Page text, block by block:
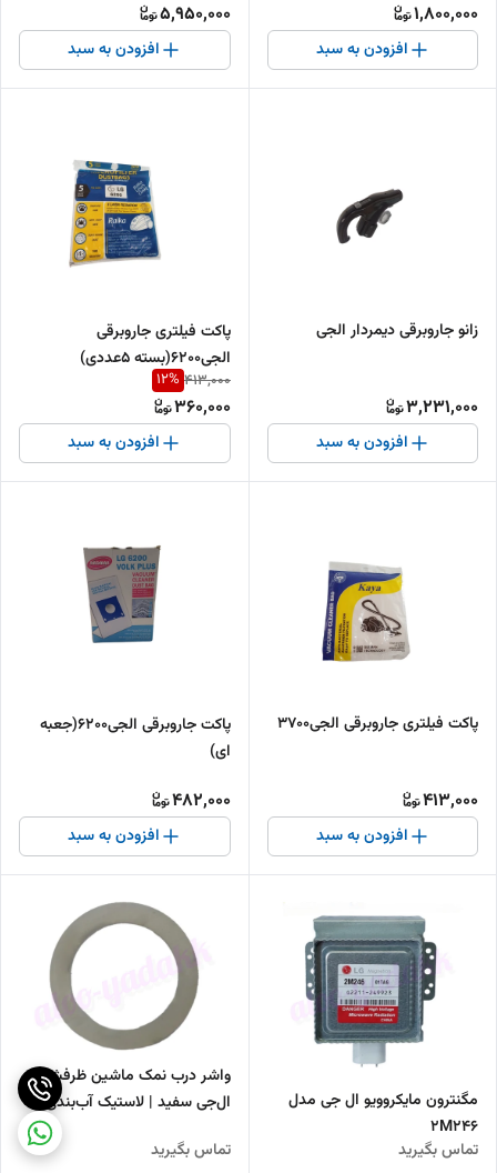
1,800,000
افزودن به سبد
5,950,000
افزودن به سبد
زانو جاروبرقی دیمردار الجی
3,231,000
افزودن به سبد
پاکت فیلتری جاروبرقی
الجی6200(بسته ۵عددی)
413,000
12%
360,000
افزودن به سبد
پاکت فیلتری جاروبرقی الجی3700
413,000
افزودن به سبد
پاکت جاروبرقی الجی6200(جعبه
ای)
482,000
افزودن به سبد
مگنترون مایکروویو ال جی مدل
2M246
تماس بگیرید
واشر درب نمک ماشین ظرفشویی
ال‌جی سفید | لاستیک آب‌بندی
تماس بگیرید